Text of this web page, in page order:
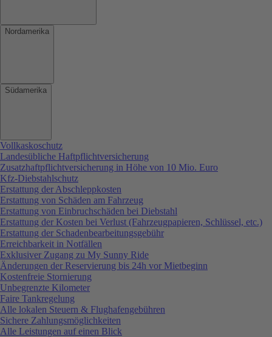
Nordamerika
Südamerika
Vollkaskoschutz
Landesübliche Haftpflichtversicherung
Zusatzhaftpflichtversicherung in Höhe von 10 Mio. Euro
Kfz-Diebstahlschutz
Erstattung der Abschleppkosten
Erstattung von Schäden am Fahrzeug
Erstattung von Einbruchschäden bei Diebstahl
Erstattung der Kosten bei Verlust (Fahrzeugpapieren, Schlüssel, etc.)
Erstattung der Schadenbearbeitungsgebühr
Erreichbarkeit in Notfällen
Exklusiver Zugang zu My Sunny Ride
Änderungen der Reservierung bis 24h vor Mietbeginn
Kostenfreie Stornierung
Unbegrenzte Kilometer
Faire Tankregelung
Alle lokalen Steuern & Flughafengebühren
Sichere Zahlungsmöglichkeiten
Alle Leistungen auf einen Blick